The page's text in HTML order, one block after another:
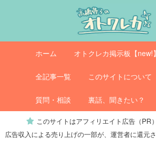
へ
動
移
オトクレカ
ュ
ホーム オトクレカ掲示板【new!】
全記事一覧 このサイトについて
質問・相談 裏話、聞きたい？
このサイトはアフィリエイト広告（PR
広告収入による売り上げの一部が、運営者に還元